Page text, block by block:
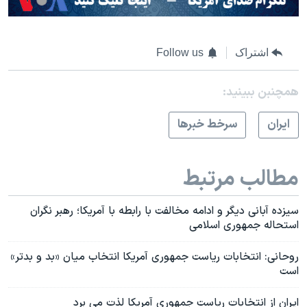
اشتراک Follow us
همچنبن ببینید:
ايران
سرخط خبرها
مطالب مرتبط
سیزده آبانی دیگر و ادامه مخالفت با رابطه با آمریکا؛ رهبر نگران
استحاله جمهوری اسلامی
روحانی: انتخابات ریاست جمهوری آمریکا انتخاب میان «بد و بدتر»
است
ایران از انتخابات ریاست جمهوری آمریکا لذت می برد